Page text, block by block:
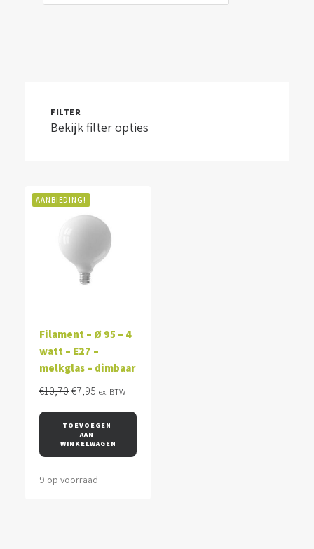
zoeken
FILTER
Bekijk filter opties
AANBIEDING!
Filament – Ø 95 – 4
watt – E27 –
melkglas – dimbaar
€10,70 Oorspronkelijke
was:
€10,70.
€7,95 Huidige
is:
€7,95.
ex. BTW
TOEVOEGEN
AAN
WINKELWAGEN
9 op voorraad